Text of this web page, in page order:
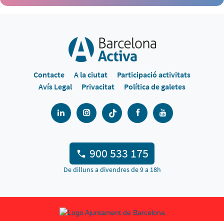
Contacte A la ciutat
Participació activitats
Avís Legal
Privacitat Política de galetes
900 533 175
De dilluns a divendres de 9 a 18h